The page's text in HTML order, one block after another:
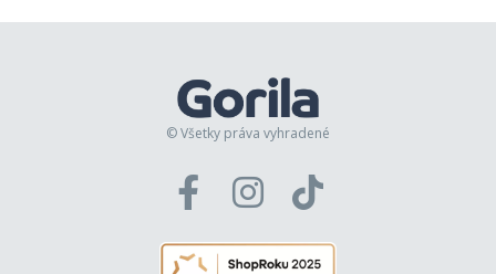
© Všetky práva vyhradené